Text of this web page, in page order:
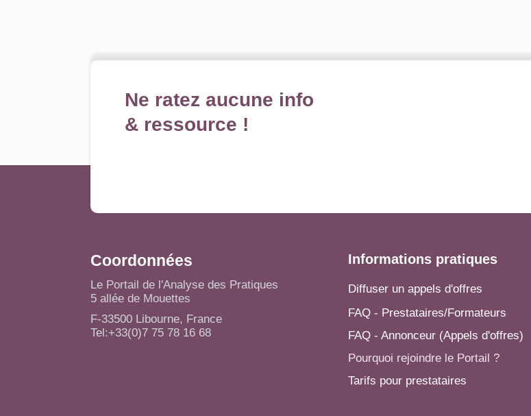
Ne ratez aucune info
& ressource !
Coordonnées
Le Portail de l'Analyse des Pratiques
5 allée de Mouettes
F-33500 Libourne, France
Tel:+33(0)7 75 78 16 68
Informations pratiques
Diffuser un appels d'offres
FAQ - Prestataires/Formateurs
FAQ - Annonceur (Appels d'offres)
Pourquoi rejoindre le Portail ?
Tarifs pour prestataires